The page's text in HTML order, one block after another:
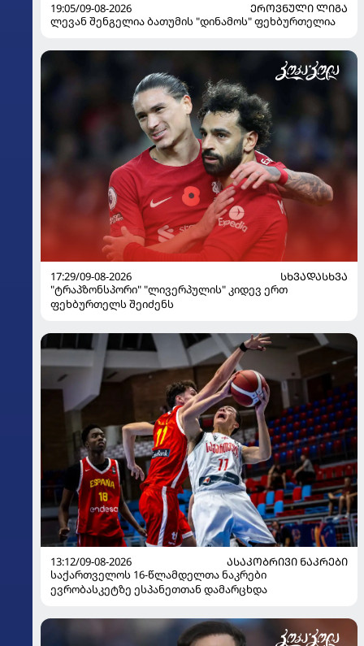
19:05/09-08-2026
ᲔᲠᲝᲕᲜᲣᲚᲘ ᲚᲘᲒᲐ
ლევან შენგელია ბათუმის "დინამოს" ფეხბურთელია
17:29/09-08-2026
ᲡᲮᲕᲐᲓᲐᲡᲮᲕᲐ
"ტრაპზონსპორი" "ლივერპულის" კიდევ ერთ
ფეხბურთელს შეიძენს
13:12/09-08-2026
ᲐᲡᲐᲙᲝᲑᲠᲘᲕᲘ ᲜᲐᲙᲠᲔᲑᲘ
საქართველოს 16-წლამდელთა ნაკრები
ევრობასკეტზე ესპანეთთან დამარცხდა